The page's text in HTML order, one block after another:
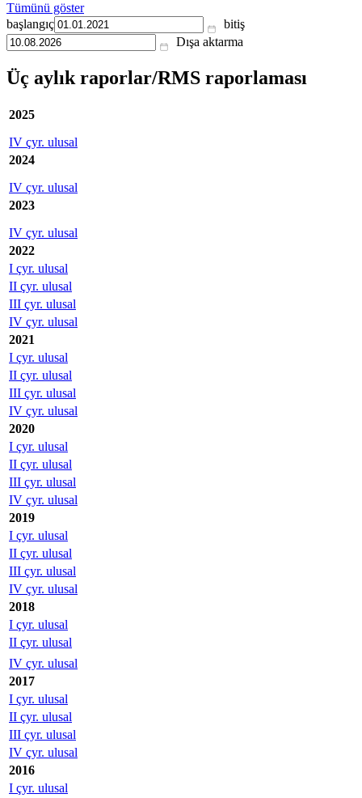
Tümünü göster
başlangıç
bitiş
Dışa aktarma
Üç aylık raporlar/RMS raporlaması
2025
IV çyr. ulusal
2024
IV çyr. ulusal
2023
IV çyr. ulusal
2022
I çyr. ulusal
II çyr. ulusal
III çyr. ulusal
IV çyr. ulusal
2021
I çyr. ulusal
II çyr. ulusal
III çyr. ulusal
IV çyr. ulusal
2020
I çyr. ulusal
II çyr. ulusal
III çyr. ulusal
IV çyr. ulusal
2019
I çyr. ulusal
II çyr. ulusal
III çyr. ulusal
IV çyr. ulusal
2018
I çyr. ulusal
II çyr. ulusal
IV çyr. ulusal
2017
I çyr. ulusal
II çyr. ulusal
III çyr. ulusal
IV çyr. ulusal
2016
I çyr. ulusal